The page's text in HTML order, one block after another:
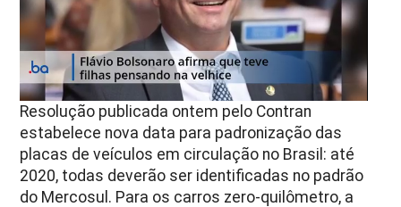
Resolução publicada ontem pelo Contran
estabelece nova data para padronização das
placas de veículos em circulação no Brasil: até
2020, todas deverão ser identificadas no padrão
do Mercosul. Para os carros zero-quilômetro, a